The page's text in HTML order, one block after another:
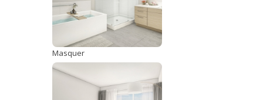
Masquer